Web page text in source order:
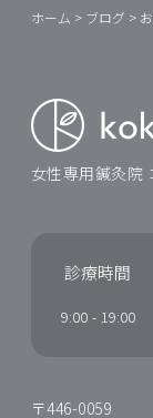
ホーム > ブログ >
女性専用鍼灸院
診療時間
9:00 - 19:00
〒446-0059